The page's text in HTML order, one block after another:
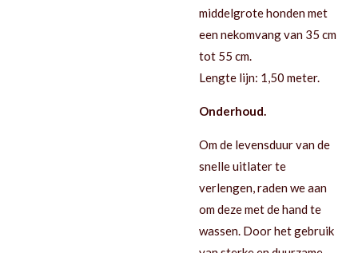
middelgrote honden met
een nekomvang van 35 cm
tot 55 cm.
Lengte lijn: 1,50 meter.
Onderhoud.
Om de levensduur van de
snelle uitlater te
verlengen, raden we aan
om deze met de hand te
wassen. Door het gebruik